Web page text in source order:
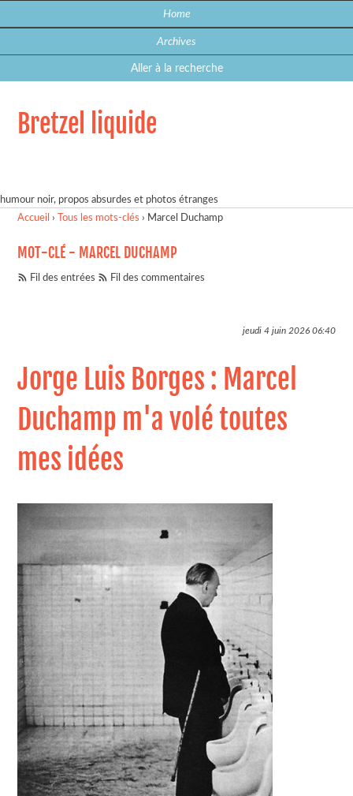
Home
Archives
Aller à la recherche
Bretzel liquide
humour noir, propos absurdes et photos étranges
Accueil › Tous les mots-clés › Marcel Duchamp
MOT-CLÉ - MARCEL DUCHAMP
Fil des entrées Fil des commentaires
jeudi 4 juin 202606:40
Jorge Luis Borges : Marcel
Duchamp m'a volé toutes
mes idées